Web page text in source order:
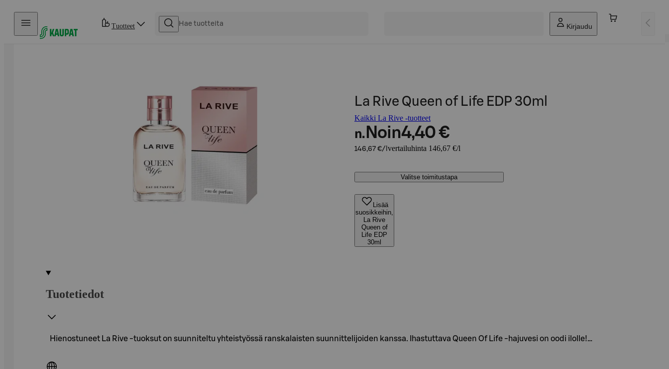
Hyppää sisältöön
Tuotteet Kirjaudu
La Rive Queen of Life EDP 30ml
Kaikki La Rive -tuotteet
n. Noin4,40 €
146,67 €/l vertailuhinta 146,67 €/l
Valitse toimitustapa
Lisää
suosikkeihin,
La Rive
Queen of
Life EDP
30ml
Tuotetiedot
Hienostuneet La Rive -tuoksut on suunniteltu yhteistyössä ranskalaisten suunnittelijoiden kanssa. Ihastuttava Queen Of Life -hajuvesi on oodi ilolle!…